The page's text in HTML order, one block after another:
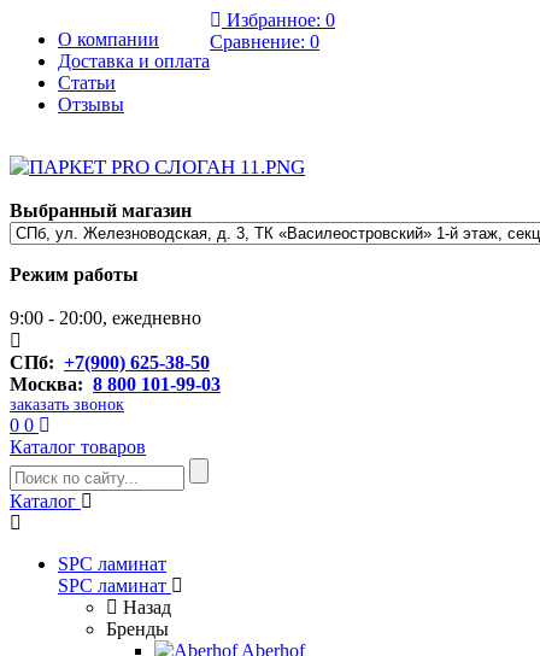
О компании
Доставка и оплата
Статьи
Отзывы
Избранное: 0
Сравнение: 0
Выбранный магазин
Режим работы
9:00 - 20:00, ежедневно
СПб: +7(900) 625-38-50
Москва: 8 800 101-99-03
заказать звонок
0 0
Каталог товаров
Каталог
SPC ламинат
SPC ламинат
Назад
Бренды
Aberhof